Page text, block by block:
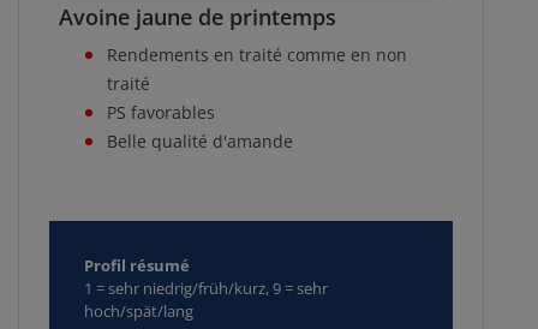
Avoine jaune de printemps
Rendements en traité comme en non
traité
PS favorables
Belle qualité d'amande
Profil résumé
1 = sehr niedrig/früh/kurz, 9 = sehr
hoch/spät/lang